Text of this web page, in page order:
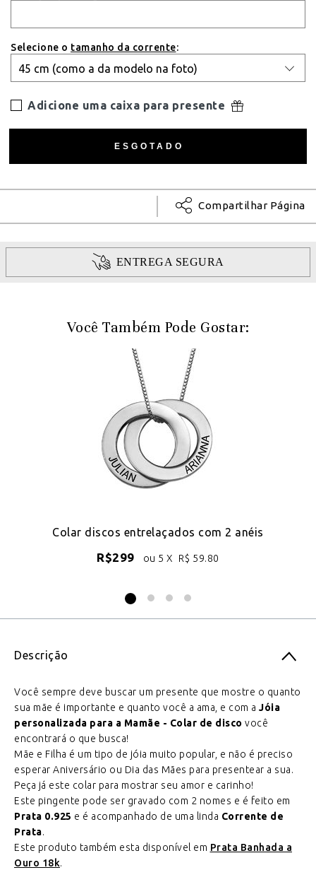
Selecione o tamanho da corrente:
Adicione uma caixa para presente
Compartilhar Página
ENTREGA SEGURA
Você Também Pode Gostar:
Colar discos entrelaçados com 2 anéis
R$299 ou 5 X R$ 59.80
Descrição
Você sempre deve buscar um presente que mostre o quanto
sua mãe é importante e quanto você a ama, e com a Jóia
personalizada para a Mamãe - Colar de disco você
encontrará o que busca!
Mãe e Filha é um tipo de jóia muito popular, e não é preciso
esperar Aniversário ou Dia das Mães para presentear a sua.
Peça já este colar para mostrar seu amor e carinho!
Este pingente pode ser gravado com 2 nomes e é feito em
Prata 0.925 e é acompanhado de uma linda Corrente de
Prata.
Este produto também esta disponível em Prata Banhada a
Ouro 18k.